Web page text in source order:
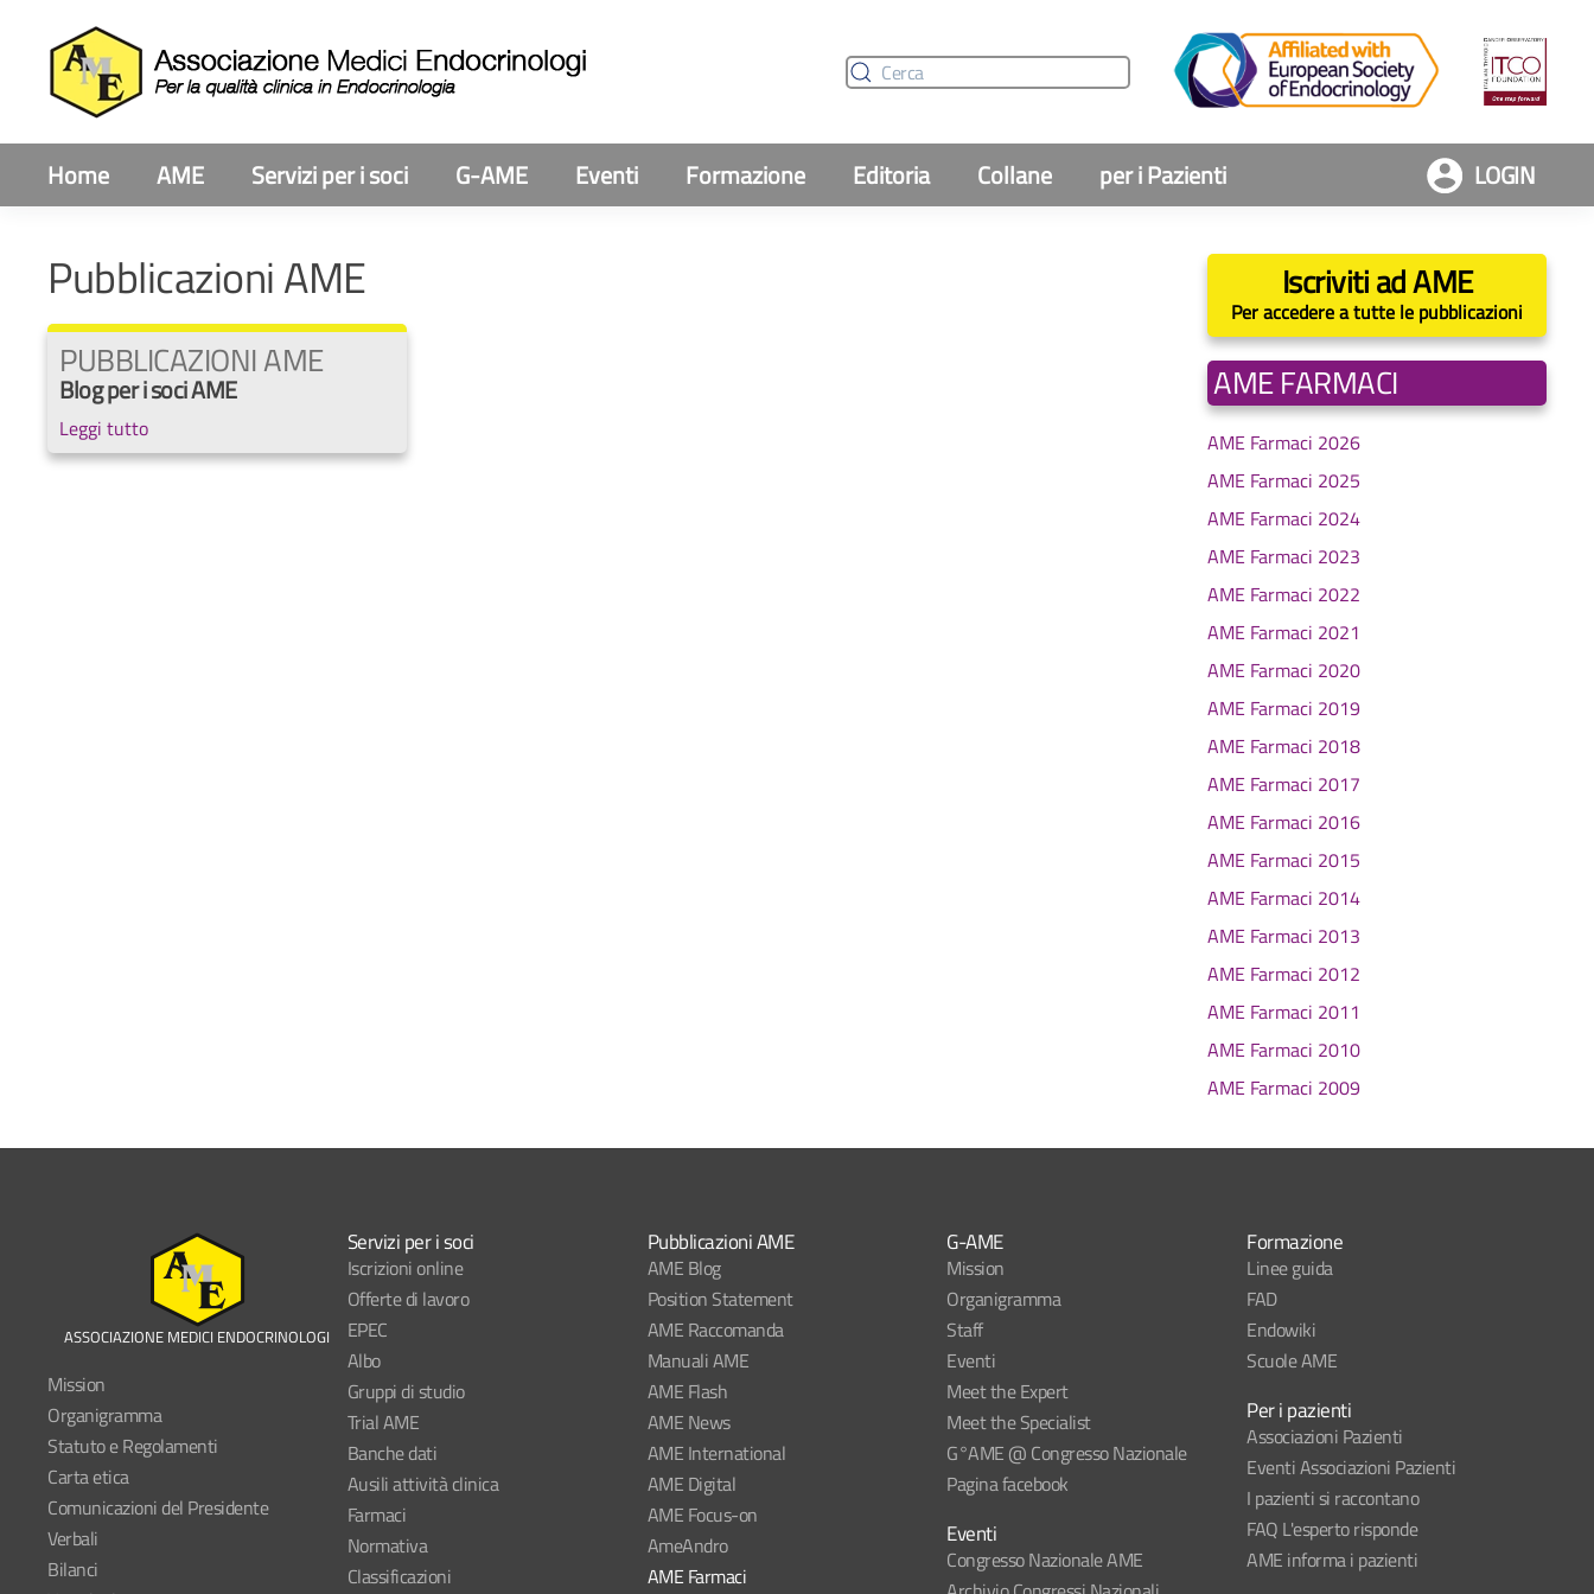
Home AME Servizi per i soci G-AME Eventi Formazione Editoria Collane per i Pazienti LOGIN
Pubblicazioni AME
PUBBLICAZIONI AME
Blog per i soci AME
Leggi tutto
Iscriviti ad AME
Per accedere a tutte le pubblicazioni
AME FARMACI
AME Farmaci 2026
AME Farmaci 2025
AME Farmaci 2024
AME Farmaci 2023
AME Farmaci 2022
AME Farmaci 2021
AME Farmaci 2020
AME Farmaci 2019
AME Farmaci 2018
AME Farmaci 2017
AME Farmaci 2016
AME Farmaci 2015
AME Farmaci 2014
AME Farmaci 2013
AME Farmaci 2012
AME Farmaci 2011
AME Farmaci 2010
AME Farmaci 2009
ASSOCIAZIONE MEDICI ENDOCRINOLOGI
Mission
Organigramma
Statuto e Regolamenti
Carta etica
Comunicazioni del Presidente
Verbali
Bilanci
Servizi per i soci
Iscrizioni online
Offerte di lavoro
EPEC
Albo
Gruppi di studio
Trial AME
Banche dati
Ausili attività clinica
Farmaci
Normativa
Classificazioni
G-AME
Mission
Organigramma
Staff
Eventi
Meet the Expert
Meet the Specialist
G°AME @ Congresso Nazionale
Pagina facebook
Eventi
Congresso Nazionale AME
Pubblicazioni AME
AME Blog
Position Statement
AME Raccomanda
Manuali AME
AME Flash
AME News
AME International
AME Digital
AME Focus-on
AmeAndro
AME Farmaci
Formazione
Linee guida
FAD
Endowiki
Scuole AME
Per i pazienti
Associazioni Pazienti
Eventi Associazioni Pazienti
I pazienti si raccontano
FAQ L'esperto risponde
AME informa i pazienti